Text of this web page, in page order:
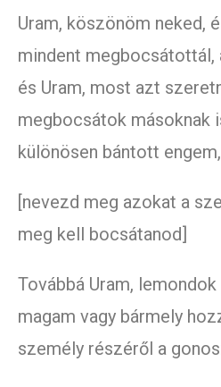
Uram, köszönöm neked,
mindent
és Uram, most azt
megbocsátok másoknak
különösen bántott
[nevezd meg azokat a
meg kell bocsátanod]
Továbbá Uram,
magam vagy bármely
személy részéről a